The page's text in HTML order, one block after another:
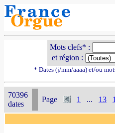
Mots clefs* :
et région :
* Dates (j/mm/aaaa) et/ou
70396
dates
Page 1 ... 13